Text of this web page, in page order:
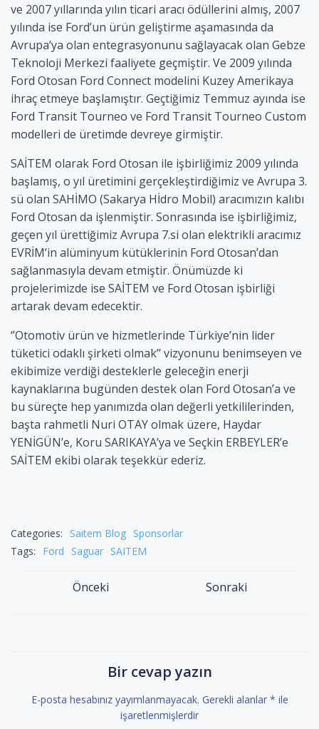
ve 2007 yıllarında yılın ticari aracı ödüllerini almış, 2007
yılında ise Ford’un ürün geliştirme aşamasında da
Avrupa’ya olan entegrasyonunu sağlayacak olan Gebze
Teknoloji Merkezi faaliyete geçmiştir. Ve 2009 yılında
Ford Otosan Ford Connect modelini Kuzey Amerikaya
ihraç etmeye başlamıştır. Geçtiğimiz Temmuz ayında ise
Ford Transit Tourneo ve Ford Transit Tourneo Custom
modelleri de üretimde devreye girmiştir.
SAİTEM olarak Ford Otosan ile işbirliğimiz 2009 yılında
başlamış, o yıl üretimini gerçekleştirdiğimiz ve Avrupa 3.
sü olan SAHİMO (Sakarya Hİdro Mobil) aracımızın kalıbı
Ford Otosan da işlenmiştir. Sonrasında ise işbirliğimiz,
geçen yıl ürettiğimiz Avrupa 7.si olan elektrikli aracımız
EVRİM’in alüminyum kütüklerinin Ford Otosan’dan
sağlanmasıyla devam etmiştir. Önümüzde ki
projelerimizde ise SAİTEM ve Ford Otosan işbirliği
artarak devam edecektir.
‘’Otomotiv ürün ve hizmetlerinde Türkiye’nin lider
tüketici odaklı şirketi olmak’’ vizyonunu benimseyen ve
ekibimize verdiği desteklerle geleceğin enerji
kaynaklarına bugünden destek olan Ford Otosan’a ve
bu süreçte hep yanımızda olan değerli yetkililerinden,
başta rahmetli Nuri OTAY olmak üzere, Haydar
YENİGÜN’e, Koru SARIKAYA’ya ve Seçkin ERBEYLER’e
SAİTEM ekibi olarak teşekkür ederiz.
Categories: Saitem Blog Sponsorlar
Tags:
Ford Saguar SAITEM
Yazı
ÖncekiYazı
Sonraki
Bir cevap yazın
E-posta hesabınız yayımlanmayacak. Gerekli alanlar * ile
işaretlenmişlerdir